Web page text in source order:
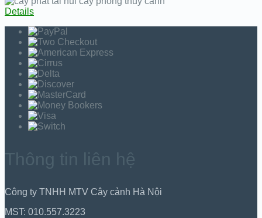
Details
Thông tin liên hệ
Công ty TNHH MTV Cây cảnh Hà Nội
MST: 010.557.3223